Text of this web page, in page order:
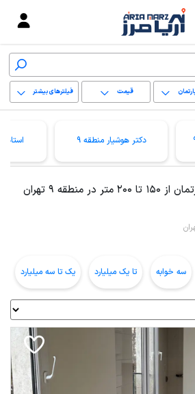
قیمت فیلترهای بیشتر
پاک کردن محدوده
دکتر هوشیار منطقه 9 استاد
منطقه 9 تهران
سه خوابه تا یک میلیارد یک تا سه میلیارد